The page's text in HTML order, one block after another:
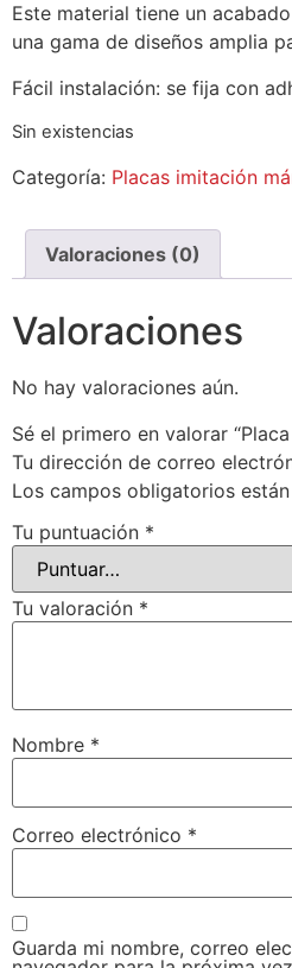
Este material tiene un
una gama de diseños amplia
Fácil instalación: se fija con
Sin existencias
Categoría: Placas imitación
Valoraciones (0)
Valoraciones
No hay valoraciones aún.
Sé el primero en valorar
Tu dirección de correo
Los campos obligatorios
Tu puntuación *
Tu valoración *
Nombre *
Correo electrónico *
Guarda mi nombre, correo